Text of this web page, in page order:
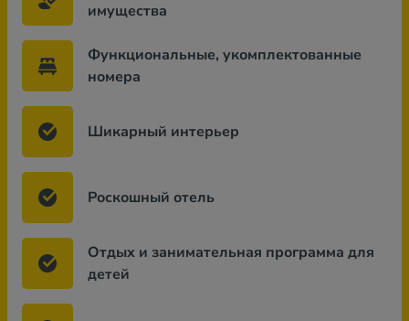
имущества
Функциональные, укомплектованные
номера
Шикарный интерьер
Роскошный отель
Отдых и занимательная программа для
детей